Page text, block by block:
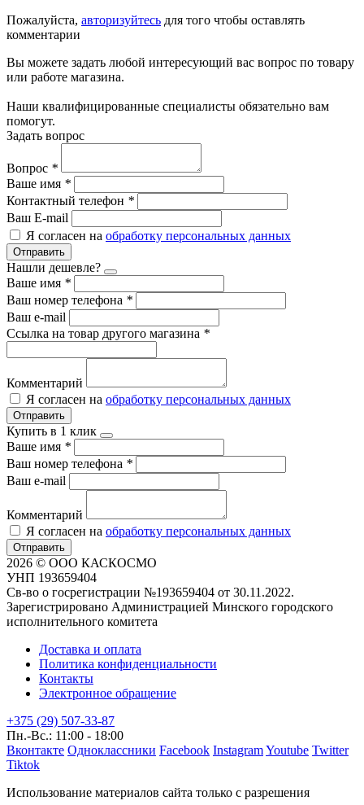
Пожалуйста, авторизуйтесь для того чтобы оставлять
комментарии
Вы можете задать любой интересующий вас вопрос по товару
или работе магазина.
Наши квалифицированные специалисты обязательно вам
помогут.
Задать вопрос
Вопрос *
Ваше имя *
Контактный телефон *
Ваш E-mail
Я согласен на обработку персональных данных
Отправить
Нашли дешевле?
Ваше имя *
Ваш номер телефона *
Ваш e-mail
Ссылка на товар другого магазина *
Комментарий
Я согласен на обработку персональных данных
Отправить
Купить в 1 клик
Ваше имя *
Ваш номер телефона *
Ваш e-mail
Комментарий
Я согласен на обработку персональных данных
Отправить
2026 © ООО КАСКОСМО
УНП 193659404
Св-во о госрегистрации №193659404 от 30.11.2022.
Зарегистрировано Администрацией Минского городского
исполнительного комитета
Доставка и оплата
Политика конфиденциальности
Контакты
Электронное обращение
+375 (29) 507-33-87
Пн.-Вс.: 11:00 - 18:00
Вконтакте Одноклассники Facebook InstagramYoutube Twitter
Tiktok
Использование материалов сайта только с разрешения